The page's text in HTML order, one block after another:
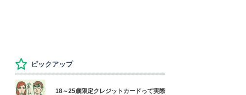
ピックアップ
18～25歳限定クレジットカードって実際